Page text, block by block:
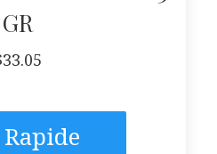
GR
33.05